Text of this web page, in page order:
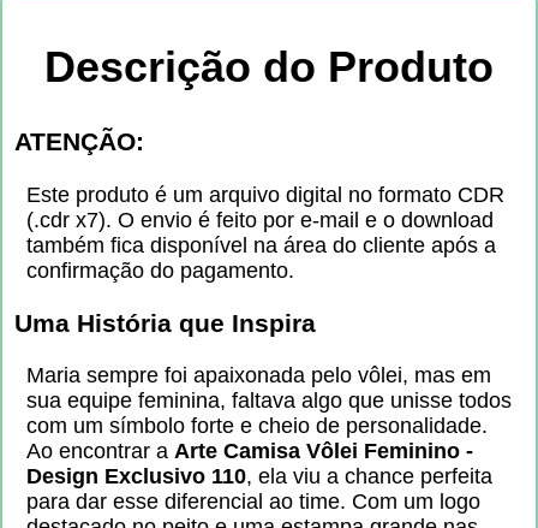
Descrição do Produto
ATENÇÃO:
Este produto é um arquivo digital no formato CDR
(.cdr x7). O envio é feito por e-mail e o download
também fica disponível na área do cliente após a
confirmação do pagamento.
Uma História que Inspira
Maria sempre foi apaixonada pelo vôlei, mas em
sua equipe feminina, faltava algo que unisse todos
com um símbolo forte e cheio de personalidade.
Ao encontrar a Arte Camisa Vôlei Feminino -
Design Exclusivo 110, ela viu a chance perfeita
para dar esse diferencial ao time. Com um logo